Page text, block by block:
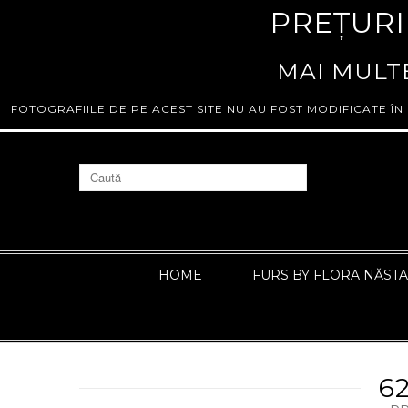
HOME FURS BY FLORA
MAI
FOTOGRAFIILE DE PE ACEST SITE NU AU FOST MODIFICATE